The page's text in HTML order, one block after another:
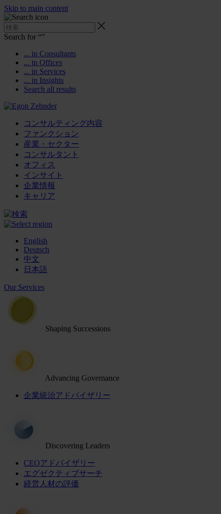
Skip to main content
Search for “”
... in Consultants
... in Offices
... in Services
... in Insights
Search all results
コンサルティング内容
ファンクション
産業・セクター
コンサルタント
オフィス
インサイト
企業情報
キャリア
English
Deutsch
中文
日本語
Our Services
Shaping Successions
Advancing Governance
企業統治アドバイザリー
Discovering Leaders
CEOアドバイザリー
エグゼクティブサーチ
経営人材の評価